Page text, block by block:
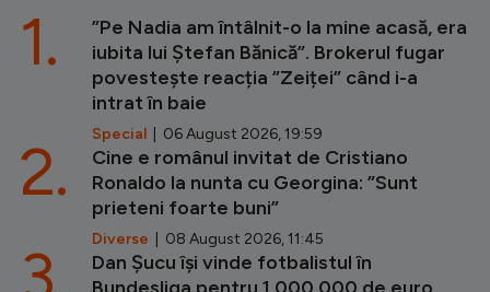
”Pe Nadia am întâlnit-o la mine acasă, era
iubita lui Ștefan Bănică”. Brokerul fugar
povestește reacția ”Zeiței” când i-a
intrat în baie
Special | 06 August 2026, 19:59
1.
Cine e românul invitat de Cristiano
Ronaldo la nunta cu Georgina: ”Sunt
prieteni foarte buni”
Diverse | 08 August 2026, 11:45
2.
Dan Șucu își vinde fotbalistul în